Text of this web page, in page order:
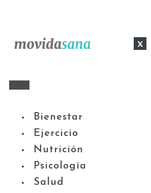
x
Bienestar
Ejercicio
Nutrición
Psicología
Salud